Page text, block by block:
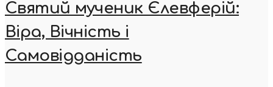
Святий мученик Єлевферій:
Віра, Вічність і
Самовідданість